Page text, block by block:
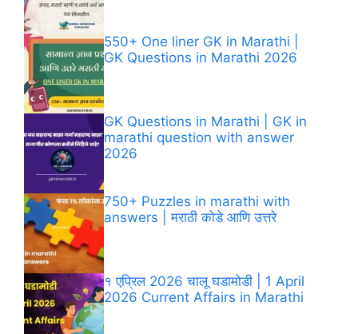
550+ One liner GK in Marathi |
GK Questions in Marathi​ 2026
GK Questions in Marathi​ | GK in
marathi question with answer​
2026
750+ Puzzles in marathi with
answers | मराठी कोडे आणि उत्तरे
१ एप्रिल 2026 चालू घडामोडी | 1 April
2026 Current Affairs in Marathi